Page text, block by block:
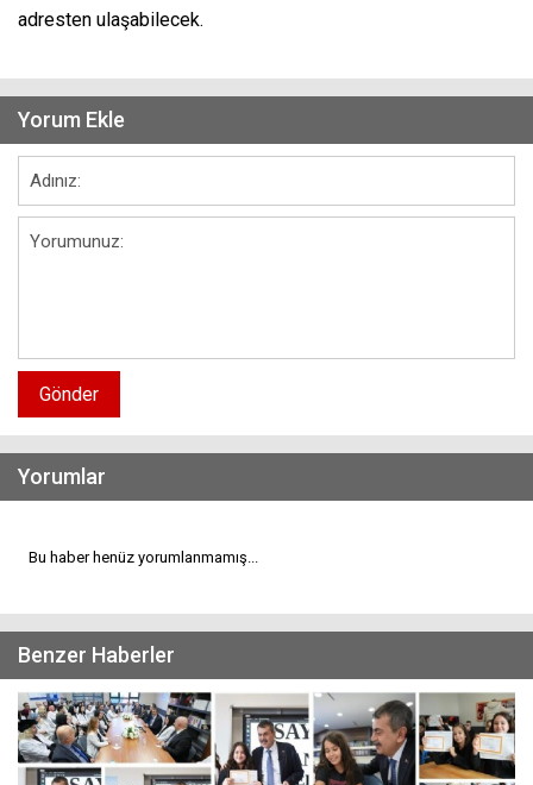
adresten ulaşabilecek.
Yorum Ekle
Gönder
Yorumlar
Bu haber henüz yorumlanmamış...
Benzer Haberler